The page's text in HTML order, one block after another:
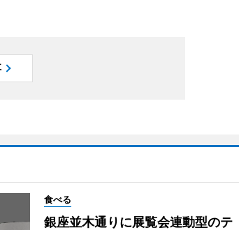
食べる
銀座並木通りに展覧会連動型のテ